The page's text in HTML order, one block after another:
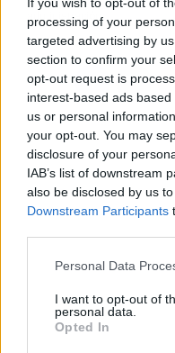
processing of your
targeted advertising by
section to confirm your
opt-out request is
interest-based ads
us or personal
your opt-out. You may
disclosure of your
IAB’s list of downstream
also be disclosed by us
Downstream Participants
Personal Data
I want to opt-out of
personal data.
Opted In
administración